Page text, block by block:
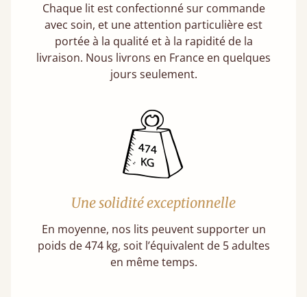
Chaque lit est confectionné sur commande
avec soin, et une attention particulière est
portée à la qualité et à la rapidité de la
livraison. Nous livrons en France en quelques
jours seulement.
Une solidité exceptionnelle
En moyenne, nos lits peuvent supporter un
poids de 474 kg, soit l’équivalent de 5 adultes
en même temps.